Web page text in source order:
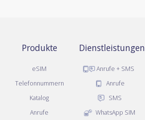
Produkte
eSIM
Telefonnummern
Katalog
Anrufe
Dienstleistungen
Anrufe + SMS
Anrufe
SMS
WhatsApp SIM